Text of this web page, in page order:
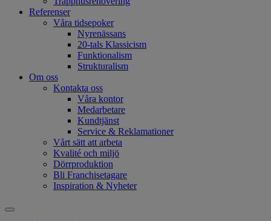
Referenser
Våra tidsepoker
Nyrenässans
20-tals Klassicism
Funktionalism
Strukturalism
Om oss
Kontakta oss
Våra kontor
Medarbetare
Kundtjänst
Service & Reklamationer
Vårt sätt att arbeta
Kvalité och miljö
Dörrproduktion
Bli Franchisetagare
Inspiration & Nyheter